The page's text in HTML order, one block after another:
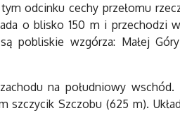
odcinku cechy przełomu
o blisko 150 m i przechodzi
pobliskie wzgórza: Małej
na południowy wschód.
Szczobu (625 m).